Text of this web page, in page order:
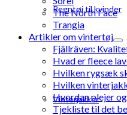
Regntøj til kvinder
Vinterjakker
The North Face
Trangia
Artikler om vintertøj
Fjällräven:
Hvad er fleece
Hvilken rygsæk
Hvilken
Hvordan plejer
Tjekliste til det